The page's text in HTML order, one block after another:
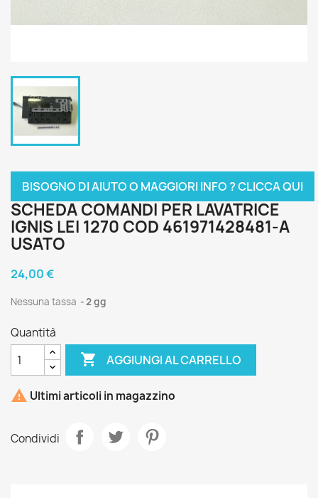
BISOGNO DI AIUTO O MAGGIORI INFO ? CLICCA QUI
SCHEDA COMANDI PER LAVATRICE
IGNIS LEI 1270 COD 461971428481-A
USATO
24,00 €
Nessuna tassa 2 gg
Quantità
 AGGIUNGI AL CARRELLO
 Ultimi articoli in magazzino
Condividi